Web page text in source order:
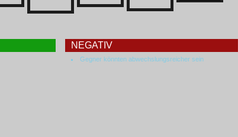
NEGATIV
Gegner könnten abwechslungsreicher sein